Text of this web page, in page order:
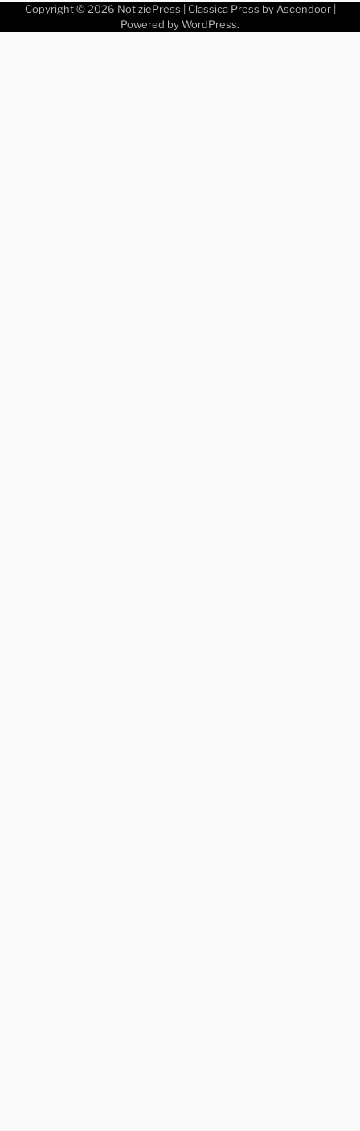
Copyright © 2026 NotiziePress | Classica Press by Ascendoor|
Powered by WordPress.